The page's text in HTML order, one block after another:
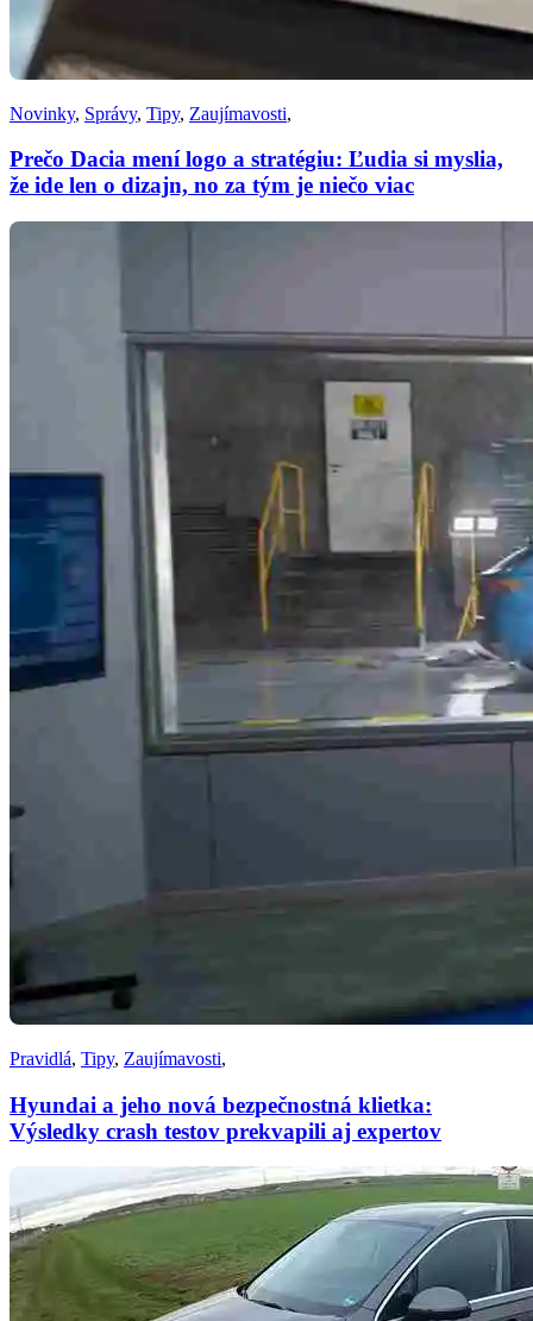
Novinky, Správy, Tipy, Zaujímavosti,
Prečo Dacia mení logo a stratégiu: Ľudia si myslia,
že ide len o dizajn, no za tým je niečo viac
Pravidlá, Tipy, Zaujímavosti,
Hyundai a jeho nová bezpečnostná klietka:
Výsledky crash testov prekvapili aj expertov